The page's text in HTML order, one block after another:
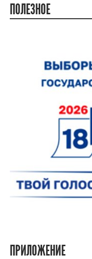
ПОЛЕЗНОЕ
ПРИЛОЖЕНИЕ